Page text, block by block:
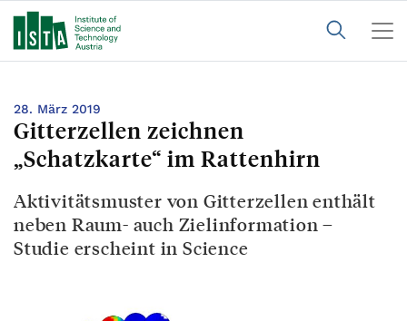
28. März 2019
Gitterzellen zeichnen
„Schatzkarte“ im Rattenhirn
Aktivitätsmuster von Gitterzellen enthält
neben Raum- auch Zielinformation –
Studie erscheint in Science